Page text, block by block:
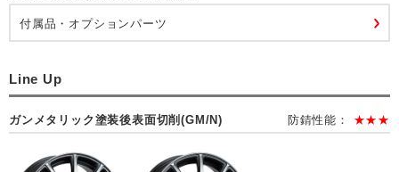
付属品・オプションパーツ
Line Up
ガンメタリック塗装後表面切削(GM/N) 防錆性能： ★★★